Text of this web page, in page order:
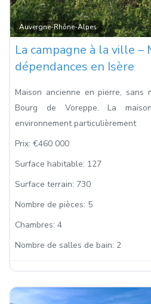
Auvergne-Rhône-Alpes
La campagne à la ville –
dépendances en Isère
Maison ancienne en pierre, sans
Bourg de Voreppe. La
environnement particulièrement
Prix: €460 000
Surface habitable: 127
Surface terrain: 730
Nombre de pièces: 5
Chambres: 4
Nombre de salles de bain: 2